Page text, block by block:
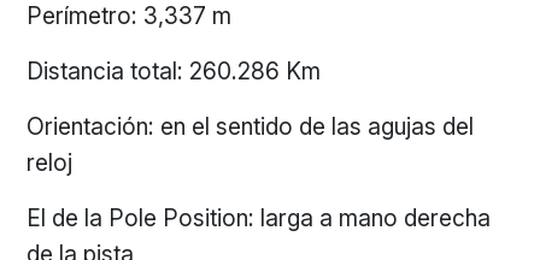
Perímetro: 3,337 m
Distancia total: 260.286 Km
Orientación: en el sentido de las agujas del
reloj
El de la Pole Position: larga a mano derecha
de la pista